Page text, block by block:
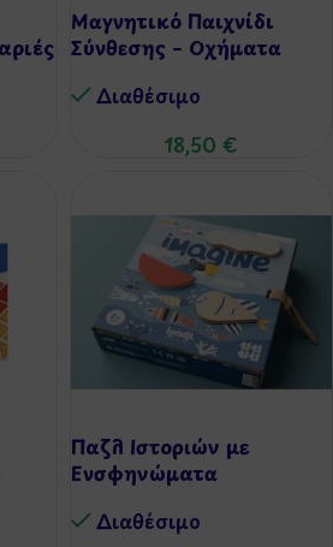
Μαγνητικό Παιχνίδι
Σύνθεσης – Οχήματα
Διαθέσιμo
18,50 €
Παζλ Ιστοριών με
Ενσφηνώματα
Διαθέσιμo